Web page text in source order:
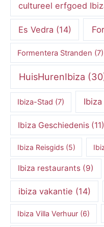
cultureel erfgoed
Es Vedra (14)
Formentera Stranden (7)
HuisHurenIbiza
Ibiza-Stad (7)
Ibiza Geschiedenis (11)
Ibiza Reisgids(5)
Ibiza restaurants(9)
ibiza vakantie (14)
Ibiza Villa Verhuur(6)